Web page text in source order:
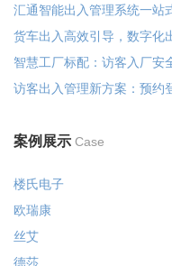
汇通智能出入管理系统一站
货车出入高效引导，数字化
智慧工厂标配：访客入厂安
访客出入管理新方案：预约
案例展示 Case
楼氏电子
欧瑞康
丝艾
德莎